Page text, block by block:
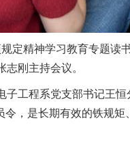
定精神学习教育专题读
志刚 主持会议。
子工程系党支部书记王恒
，是长期有效的铁规矩